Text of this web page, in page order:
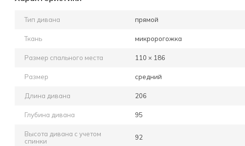
Тип дивана прямой
Ткань микророгожка
Размер спального места 110 × 186
Размер средний
Длина дивана 206
Глубина дивана 95
Высота дивана с учетом
спинки
92